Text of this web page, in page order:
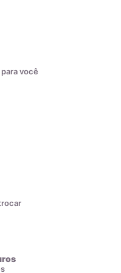
por indústrias que
a qualidade
Ao misturar pré-
e confiança no teor de
valor em termos de
você